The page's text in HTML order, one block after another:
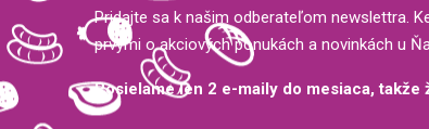
Pridajte sa k našim odberateľom newslettra.
prvými o akciových ponukách a novinkách u
Posielame len 2 e-maily do mesiaca, takže